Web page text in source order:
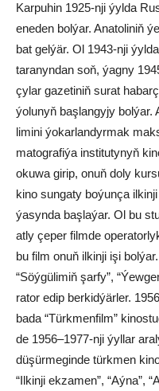
Kar­pu­hin 1925-nji ýyl­da
ene­den bol­ýar. Ana­to­li­niň
bat gel­ýär. Ol 1943-nji
ta­ra­nyn­dan soň, ýag­ny
çy­lar ga­ze­ti­niň su­rat
ýolunyň başlangyjy bolýar.
li­mi­ni ýo­kar­lan­dyr­mak
ma­tog­ra­fi­ýa ins­ti­tu­ty­nyň
oku­wa gi­rip, onuň do­ly
ki­no sun­ga­ty boýunça
ýa­syn­da baş­la­ýar. Ol bu
at­ly çe­per film­de
bu film onuň il­kin­ji işi
“Söý­gü­li­miň şar­fy”,
ra­tor edip ber­kid­ýär­ler.
ba­da “Türk­men­film”
de 1956–1977-nji ýyl­lar
dü­şür­me­gin­de türk­men
“Il­kin­ji ek­za­men”, “Aý­na”,